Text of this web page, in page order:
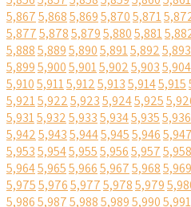
5,8675,8685,8695,8705,871
5,8775,8785,8795,8805,881
5,8885,8895,8905,8915,8925,893
5,8995,9005,9015,9025,9035,904
5,9105,9115,9125,9135,9145,915
5,9215,9225,9235,9245,925
5,9315,9325,9335,9345,9355,936
5,9425,9435,9445,9455,9465,947
5,9535,9545,9555,9565,9575,958
5,9645,9655,9665,9675,9685,969
5,9755,9765,9775,9785,979
5,9865,9875,9885,9895,9905,991